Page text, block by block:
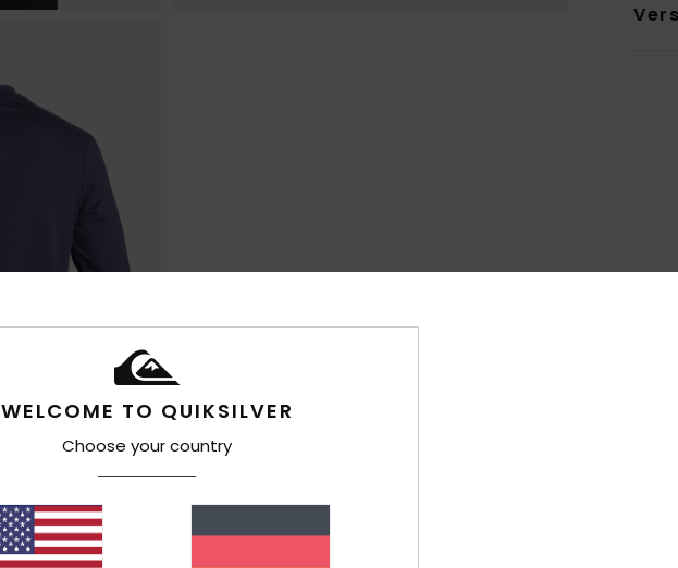
WELCOME TO QUIKSILVER
Choose your country